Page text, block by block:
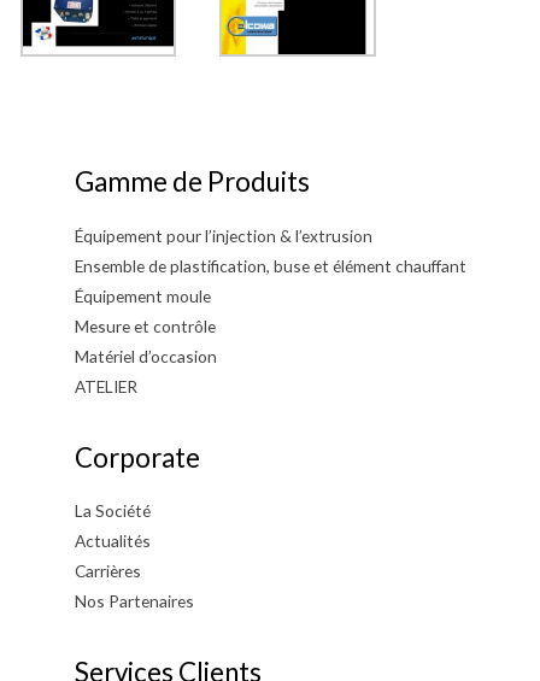
Gamme de Produits
Équipement pour l’injection & l’extrusion
Ensemble de plastification, buse et élément chauffant
Équipement moule
Mesure et contrôle
Matériel d’occasion
ATELIER
Corporate
La Société
Actualités
Carrières
Nos Partenaires
Services Clients